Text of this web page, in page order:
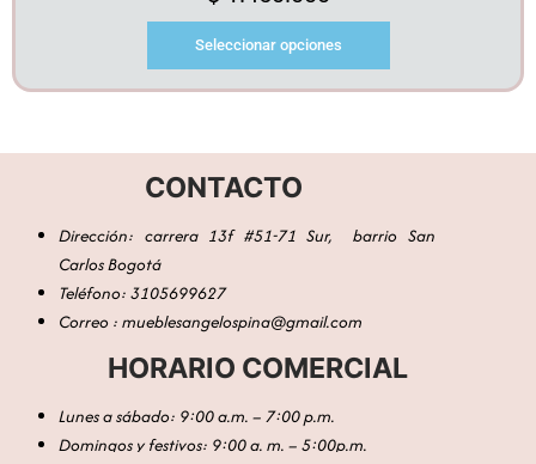
Seleccionar opciones
CONTACTO
Dirección: carrera 13f #51-71 Sur, barrio San
Carlos Bogotá
Teléfono: 3105699627
Correo : mueblesangelospina@gmail.com
HORARIO COMERCIAL
Lunes a sábado: 9:00 a.m. – 7:00 p.m.
Domingos y festivos: 9:00 a. m. – 5:00p.m.